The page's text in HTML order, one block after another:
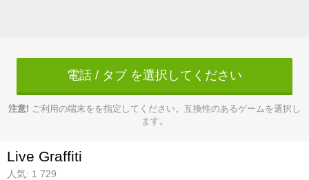
電話 / タブ を選択してください
注意! ご利用の端末をを指定してください。互換性のあるゲームを選択し
ます。
Live Graffiti
人気: 1 729